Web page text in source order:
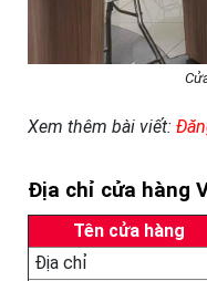
Xem thêm bài viết:
Địa chỉ cửa hàng
Tên cửa hàng
Địa chỉ